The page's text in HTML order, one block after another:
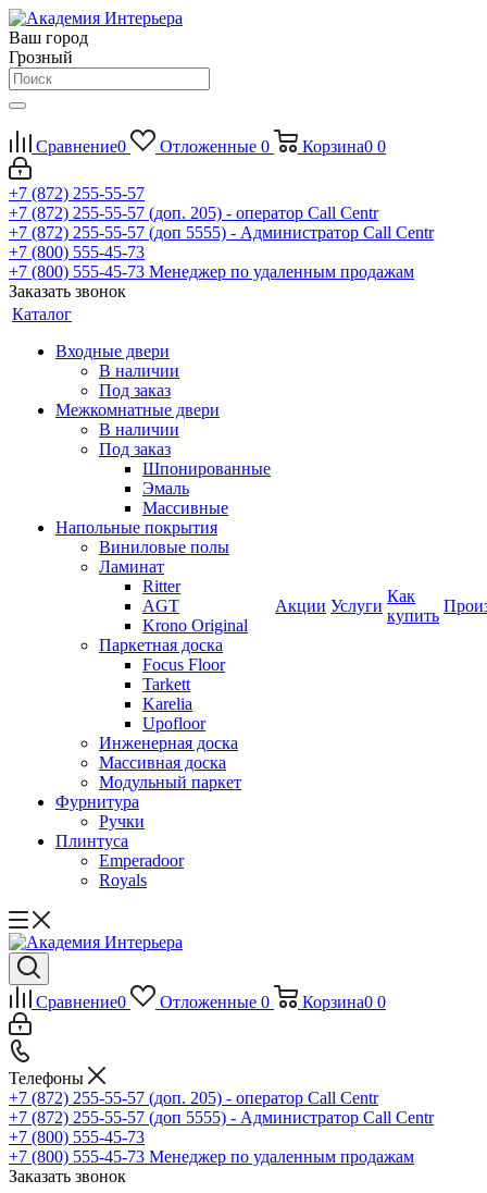
Ваш город
Грозный
Сравнение0 Отложенные 0 Корзина0 0
+7 (872) 255-55-57
+7 (872) 255-55-57 (доп. 205) - оператор Call Centr
+7 (872) 255-55-57 (доп 5555) - Администратор Call Centr
+7 (800) 555-45-73
+7 (800) 555-45-73 Менеджер по удаленным продажам
Заказать звонок
Каталог
Входные двери
В наличии
Под заказ
Межкомнатные двери
В наличии
Под заказ
Шпонированные
Эмаль
Массивные
Напольные покрытия
Виниловые полы
Ламинат
Ritter
AGT
Krono Original
Паркетная доска
Focus Floor
Tarkett
Karelia
Upofloor
Инженерная доска
Массивная доска
Модульный паркет
Фурнитура
Ручки
Плинтуса
Emperadoor
Royals
Акции Услуги
Как
купить
Сравнение0 Отложенные 0 Корзина0 0
Телефоны
+7 (872) 255-55-57 (доп. 205) - оператор Call Centr
+7 (872) 255-55-57 (доп 5555) - Администратор Call Centr
+7 (800) 555-45-73
+7 (800) 555-45-73 Менеджер по удаленным продажам
Заказать звонок